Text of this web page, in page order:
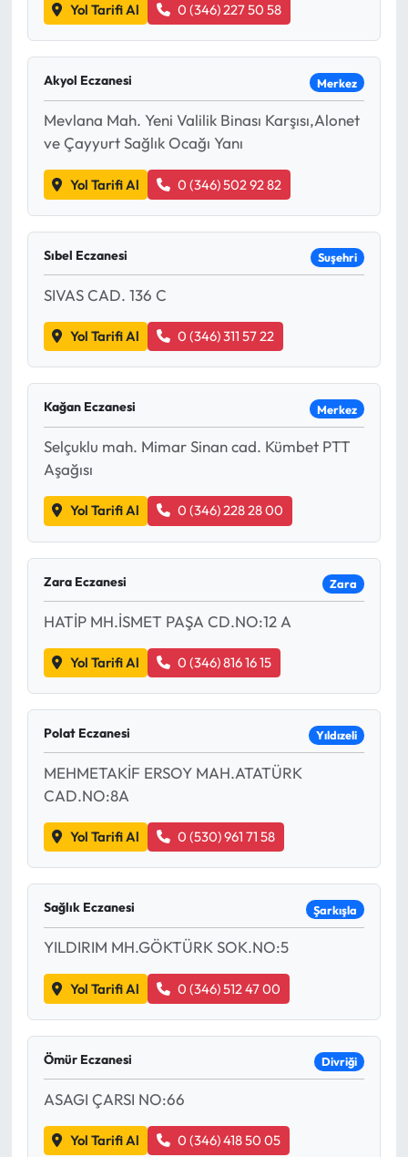
Yol Tarifi Al 0 (346) 227 50 58
Akyol Eczanesi Merkez
Mevlana Mah. Yeni Valilik Binası Karşısı,Alonet
ve Çayyurt Sağlık Ocağı Yanı
Yol Tarifi Al 0 (346) 502 92 82
Sıbel Eczanesi Suşehri
SIVAS CAD. 136 C
Yol Tarifi Al 0 (346) 311 57 22
Kağan Eczanesi Merkez
Selçuklu mah. Mimar Sinan cad. Kümbet PTT
Aşağısı
Yol Tarifi Al 0 (346) 228 28 00
Zara Eczanesi Zara
HATİP MH.İSMET PAŞA CD.NO:12 A
Yol Tarifi Al 0 (346) 816 16 15
Polat Eczanesi Yıldızeli
MEHMETAKİF ERSOY MAH.ATATÜRK
CAD.NO:8A
Yol Tarifi Al 0 (530) 961 71 58
Sağlık Eczanesi Şarkışla
YILDIRIM MH.GÖKTÜRK SOK.NO:5
Yol Tarifi Al 0 (346) 512 47 00
Ömür Eczanesi Divriği
ASAGI ÇARSI NO:66
Yol Tarifi Al 0 (346) 418 50 05
Sağlık
Teknoloji